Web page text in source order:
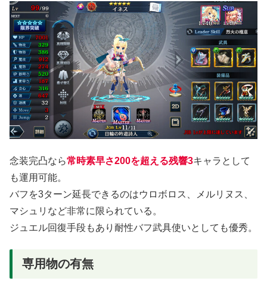
念装完凸なら常時素早さ200を超える残響3キャラとして
も運用可能。
バフを3ターン延長できるのはウロボロス、メルリヌス、
マシュリなど非常に限られている。
ジュエル回復手段もあり耐性バフ武具使いとしても優秀。
専用物の有無